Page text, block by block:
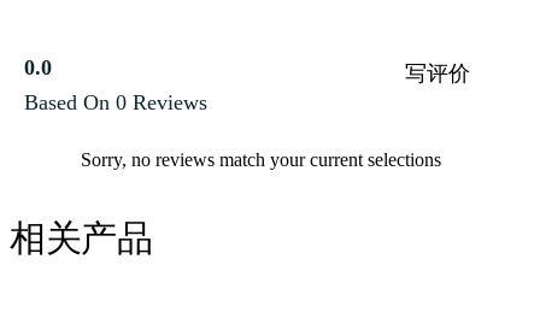
0.0
Based On 0 Reviews
写评价
Sorry, no reviews match your current selections
相关产品